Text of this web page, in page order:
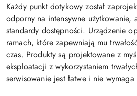
Każdy punkt dotykowy został
odporny na intensywne użytkowanie,
standardy dostępności. Urządzenie
ramach, które zapewniają mu
czas. Produkty są projektowane z
eksploatacji z wykorzystaniem
serwisowanie jest łatwe i nie